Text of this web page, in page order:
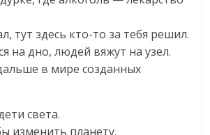
тут здесь кто-то за тебя решил.
на дно, людей вяжут на узел.
в мире созданных
света.
изменить планету.